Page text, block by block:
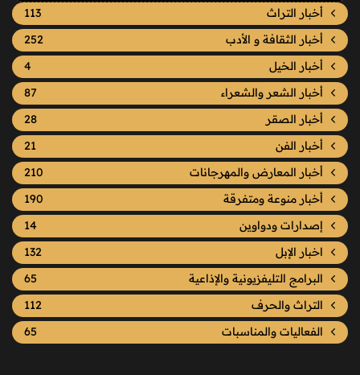
أخبار التراث
113
أخبار الثقافة و الأدب
252
أخبار الخيل
4
أخبار الشعر والشعراء
87
أخبار الصقر
28
أخبار الفن
21
أخبار المعارض والمهرجانات
210
أخبار منوعة ومتفرقة
190
إصدارات ودواوين
14
اخبار الإبل
132
البرامج التليفزيونية والإذاعية
65
التراث والحرف
112
الفعاليات والمناسبات
65